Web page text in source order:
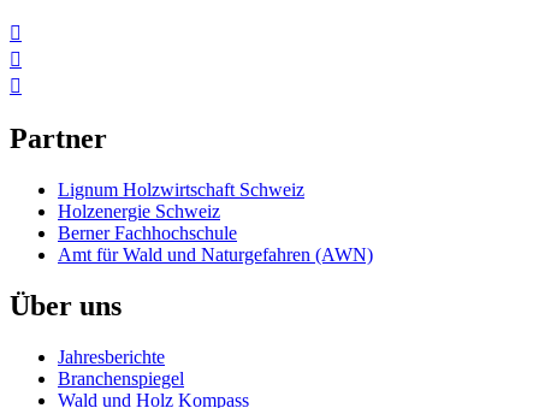



Partner
Lignum Holzwirtschaft Schweiz
Holzenergie Schweiz
Berner Fachhochschule
Amt für Wald und Naturgefahren (AWN)
Über uns
Jahresberichte
Branchenspiegel
Wald und Holz Kompass